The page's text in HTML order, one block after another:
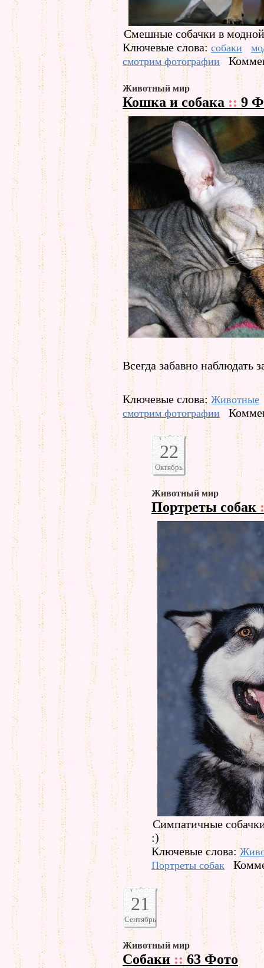
Смешные собачки в
Ключевые слова:собаки
смотрим фотографии
Животный мир
Кошка и собака ::9
Всегда забавно наблюдать
Ключевые слова: Животные
смотрим фотографии
22
Октябрь
Животный мир
Портреты собак
Симпатичные
:)
Ключевые слова:
Портреты собак
21
Сентябрь
Животный мир
Собаки ::63 Фото